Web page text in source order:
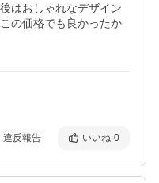
はおしゃれなデザイン
の価格でも良かったか
違反報告 いいね 0